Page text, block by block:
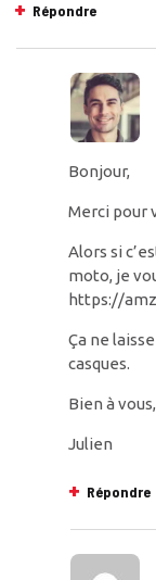
Répondre
Bonjour,
Merci pour
Alors si
moto, je
https://
Ça ne
casques.
Bien à vous,
Julien
Répondre